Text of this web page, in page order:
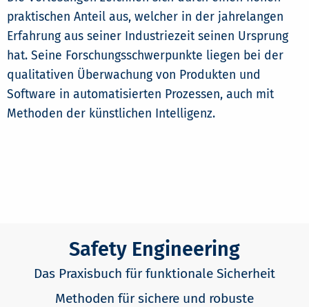
praktischen Anteil aus, welcher in der jahrelangen
Erfahrung aus seiner Industriezeit seinen Ursprung
hat. Seine Forschungsschwerpunkte liegen bei der
qualitativen Überwachung von Produkten und
Software in automatisierten Prozessen, auch mit
Methoden der künstlichen Intelligenz.
Safety Engineering
Das Praxisbuch für funktionale Sicherheit
Methoden für sichere und robuste